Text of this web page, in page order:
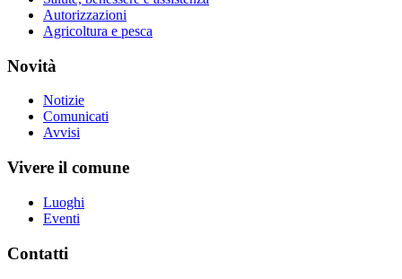
Autorizzazioni
Agricoltura e pesca
Novità
Notizie
Comunicati
Avvisi
Vivere il comune
Luoghi
Eventi
Contatti